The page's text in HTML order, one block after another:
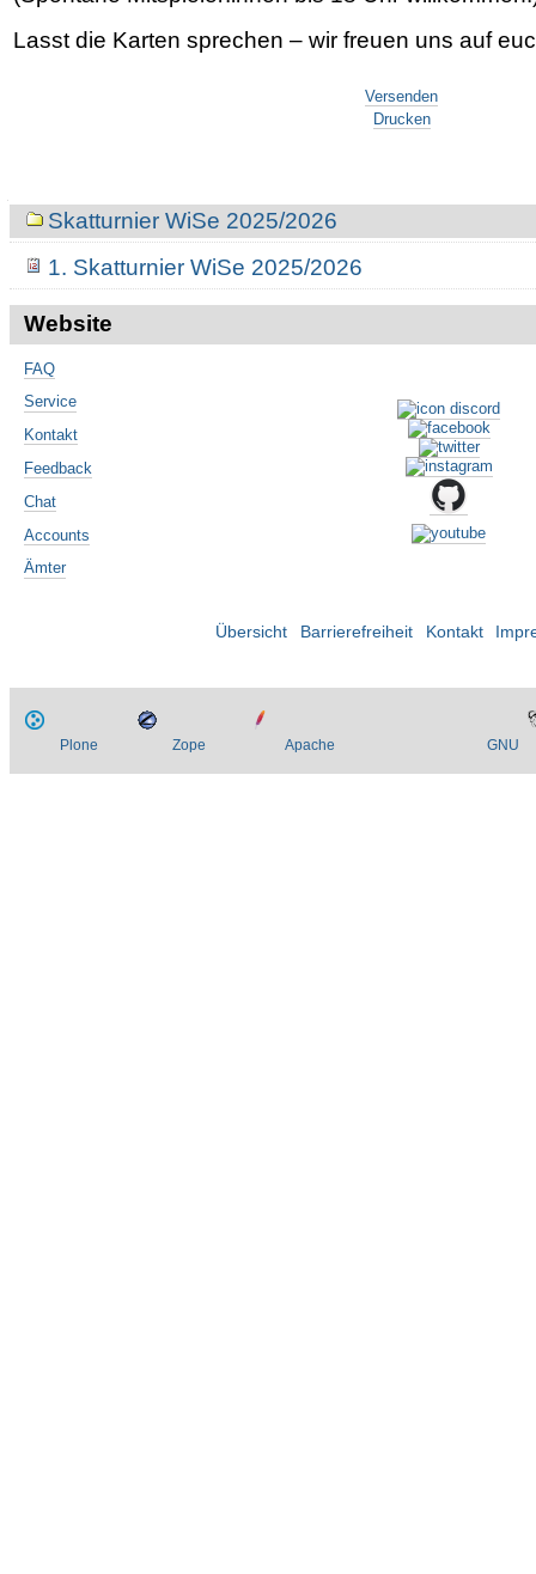
Lasst die Karten sprechen – wir freuen uns auf
Versenden
Drucken
NavigationSkatturnier WiSe 2025/2026
1. Skatturnier WiSe 2025/2026
Website
FAQ
Service
Kontakt
Feedback
Chat
Accounts
Ämter
Übersicht Barrierefreiheit Kontakt
Plone Zope Apache GNU